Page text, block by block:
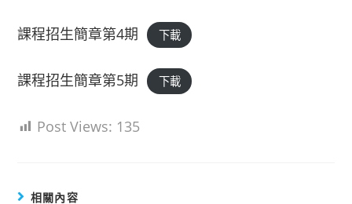
課程招生簡章第4期 下載
課程招生簡章第5期 下載
Post Views: 135
相關內容